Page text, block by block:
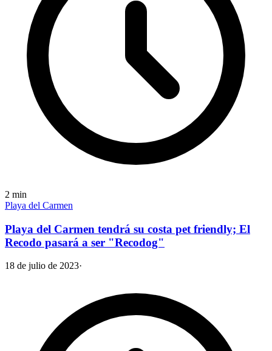
2 min
Playa del Carmen
Playa del Carmen tendrá su costa pet friendly; El
Recodo pasará a ser "Recodog"
18 de julio de 2023·